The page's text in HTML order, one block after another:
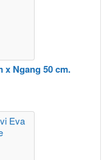
x Ngang 50 cm.